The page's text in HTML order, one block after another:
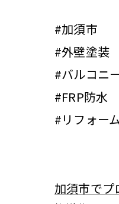
#加須市
#外壁塗装
#バルコニ
#FRP防水
#リフォーム
加須市でプ